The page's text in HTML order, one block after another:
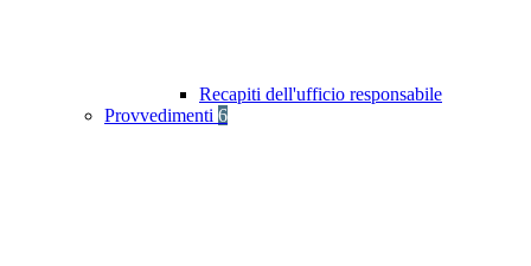
Recapiti dell'ufficio responsabile
Provvedimenti 6